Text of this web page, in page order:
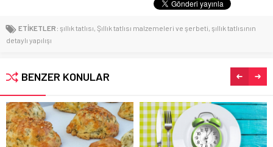
ETİKETLER: şıllık tatlısı Şıllık tatlısı malzemeleri ve şerbeti şıllık tatlısının
detaylı yapılışı
BENZER KONULAR